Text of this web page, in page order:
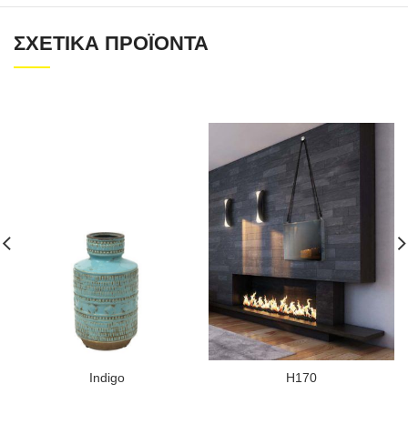
ΣΧΕΤΙΚΆ ΠΡΟΪΌΝΤΑ
Indigo H170